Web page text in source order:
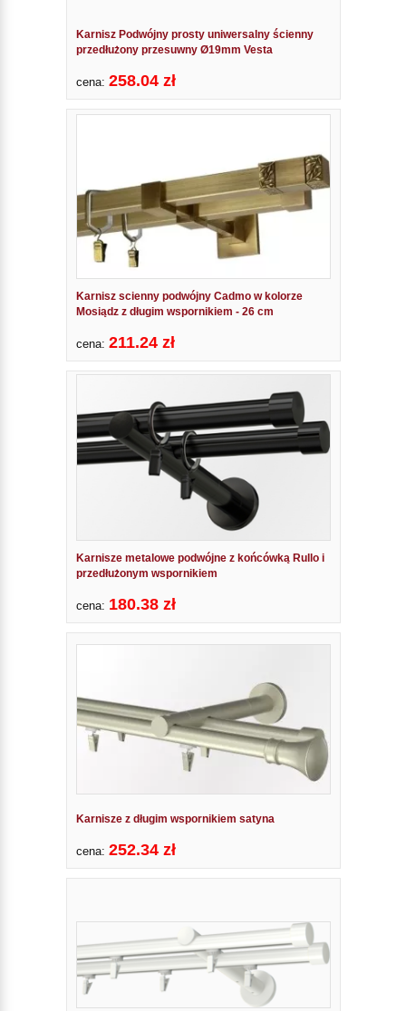
Karnisz Podwójny prosty uniwersalny ścienny
przedłużony przesuwny Ø19mm Vesta
cena: 258.04 zł
Karnisz scienny podwójny Cadmo w kolorze
Mosiądz z długim wspornikiem - 26 cm
cena: 211.24 zł
Karnisze metalowe podwójne z końcówką Rullo i
przedłużonym wspornikiem
cena: 180.38 zł
Karnisze z długim wspornikiem satyna
cena: 252.34 zł